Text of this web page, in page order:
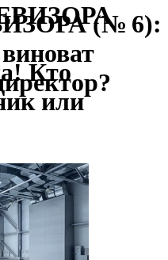
(№ 6):
Кто
или